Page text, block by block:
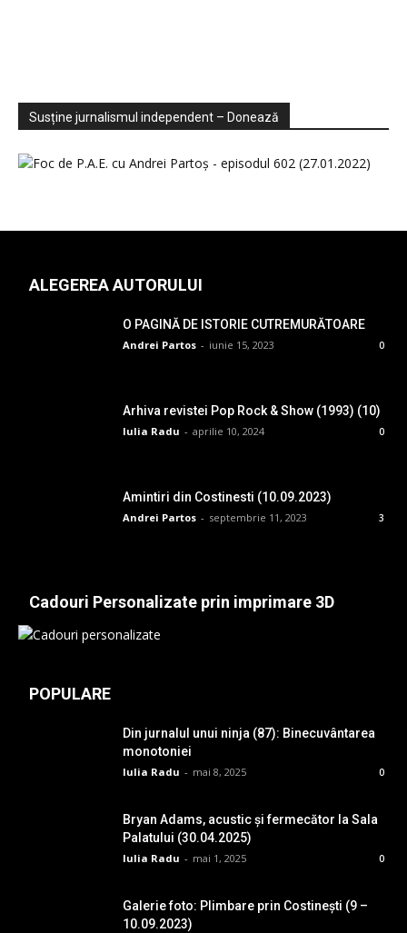
Sondaje
Video
Susține jurnalismul independent – Donează
ALEGEREA AUTORULUI
O PAGINĂ DE ISTORIE CUTREMURĂTOARE
Andrei Partos - iunie 15, 2023 0
Arhiva revistei Pop Rock & Show (1993) (10)
Iulia Radu - aprilie 10, 2024 0
Amintiri din Costinesti (10.09.2023)
Andrei Partos - septembrie 11, 2023 3
Cadouri Personalizate prin imprimare 3D
POPULARE
Din jurnalul unui ninja (87): Binecuvântarea
monotoniei
Iulia Radu - mai 8, 2025 0
Bryan Adams, acustic și fermecător la Sala
Palatului (30.04.2025)
Iulia Radu - mai 1, 2025 0
Galerie foto: Plimbare prin Costinești (9 –
10.09.2023)